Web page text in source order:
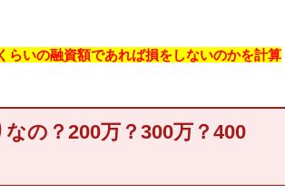
らいの融資額であれば損をしないのかを計算
の？200万？300万？400